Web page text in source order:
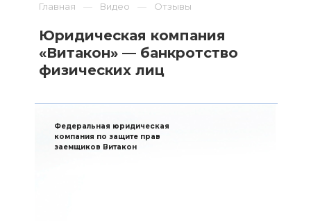
Главная Видео Отзывы
Юридическая компания
«Витакон» — банкротство
физических лиц
Федеральная юридическая
компания по защите прав
заемщиков Витакон